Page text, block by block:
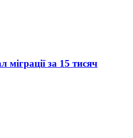
за 15 тисяч